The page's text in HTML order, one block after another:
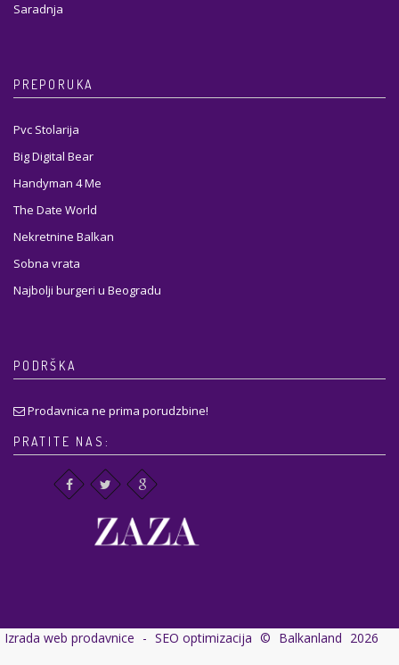
Saradnja
PREPORUKA
Pvc Stolarija
Big Digital Bear
Handyman 4 Me
The Date World
Nekretnine Balkan
Sobna vrata
Najbolji burgeri u Beogradu
PODRŠKA
Prodavnica ne prima porudzbine!
PRATITE NAS:
Izrada web prodavnice - SEO optimizacija © Balkanland 2026